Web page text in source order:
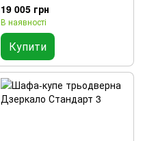
19 005 грн
В наявності
Купити